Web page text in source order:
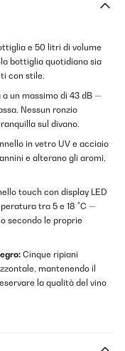
e 50 litri di volume
bottiglia quotidiana sia
con stile.
un massimo di 43 dB —
Nessun ronzio
sul divano.
in vetro UV e acciaio
e alterano gli aromi,
touch con display LED
tra 5 e 18 °C —
secondo le proprie
Cinque ripiani
mantenendo il
la qualità del vino